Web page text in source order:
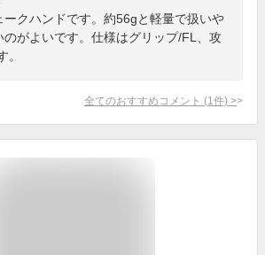
ークハンドです。約56gと軽量で扱いや
のがよいです。仕様はグリップ/FL、攻
。
全てのおすすめコメント (1 件) >